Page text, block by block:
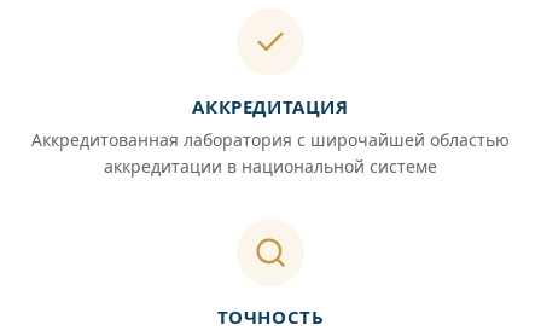
АККРЕДИТАЦИЯ
Аккредитованная лаборатория с широчайшей областью
аккредитации в национальной системе
ТОЧНОСТЬ